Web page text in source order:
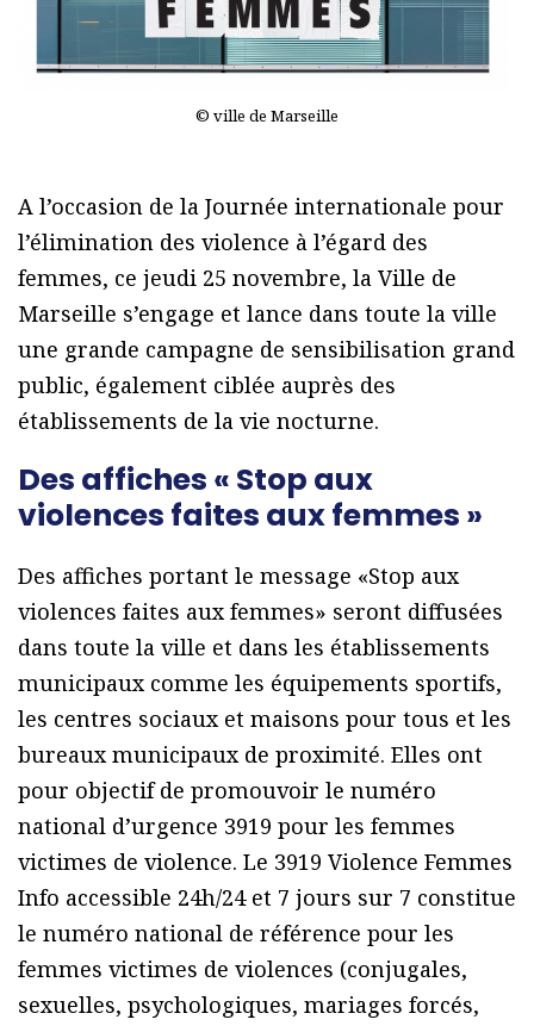
© ville de Marseille
A l’occasion de la Journée internationale pour
l’élimination des violence à l’égard des
femmes, ce jeudi 25 novembre, la Ville de
Marseille s’engage et lance dans toute la ville
une grande campagne de sensibilisation grand
public, également ciblée auprès des
établissements de la vie nocturne.
Des affiches « Stop aux
violences faites aux femmes »
Des affiches portant le message «Stop aux
violences faites aux femmes» seront diffusées
dans toute la ville et dans les établissements
municipaux comme les équipements sportifs,
les centres sociaux et maisons pour tous et les
bureaux municipaux de proximité. Elles ont
pour objectif de promouvoir le numéro
national d’urgence 3919 pour les femmes
victimes de violence. Le 3919 Violence Femmes
Info accessible 24h/24 et 7 jours sur 7 constitue
le numéro national de référence pour les
femmes victimes de violences (conjugales,
sexuelles, psychologiques, mariages forcés,